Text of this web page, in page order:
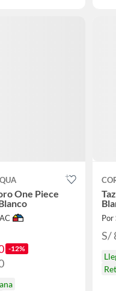
One Piece
-12%
Por
S/